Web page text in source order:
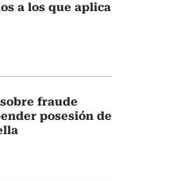
a los que aplica
fraude
posesión de